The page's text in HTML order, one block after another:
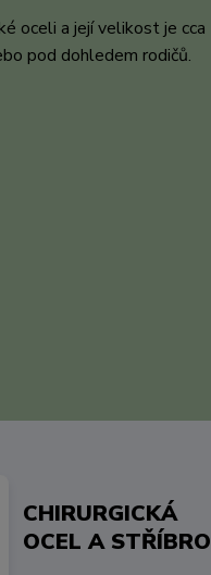
oceli a její velikost je cca
pod dohledem rodičů.
CHIRURGICKÁ
OCEL A STŘÍBRO